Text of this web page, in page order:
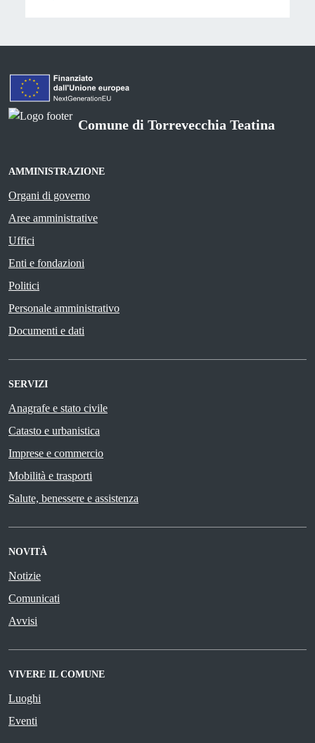
Comune di Torrevecchia Teatina
AMMINISTRAZIONE
Organi di governo
Aree amministrative
Uffici
Enti e fondazioni
Politici
Personale amministrativo
Documenti e dati
SERVIZI
Anagrafe e stato civile
Catasto e urbanistica
Imprese e commercio
Mobilità e trasporti
Salute, benessere e assistenza
NOVITÀ
Notizie
Comunicati
Avvisi
VIVERE IL COMUNE
Luoghi
Eventi